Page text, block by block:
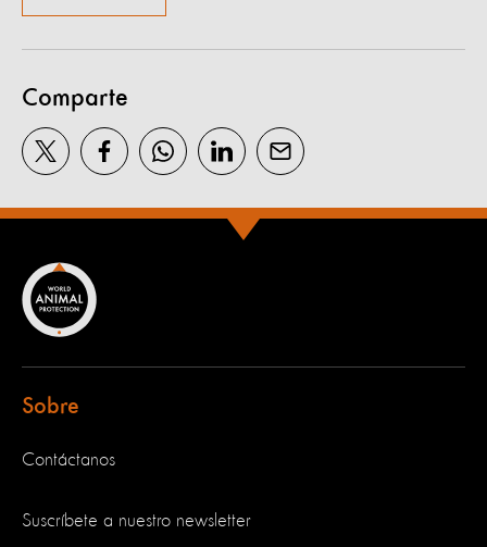
Comparte
Sobre
Contáctanos
Suscríbete a nuestro newsletter